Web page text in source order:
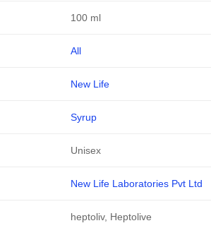
100 ml
All
New Life
Syrup
Unisex
New Life Laboratories Pvt Ltd
heptoliv, Heptolive